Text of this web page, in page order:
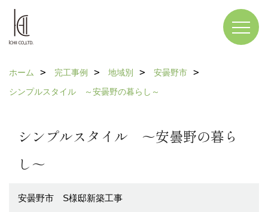
ホーム 完工事例 地域別
安曇野市
シンプルスタイル ～安曇野の暮らし～
シンプルスタイル ～安曇野の暮ら
し～
安曇野市 S様邸新築工事